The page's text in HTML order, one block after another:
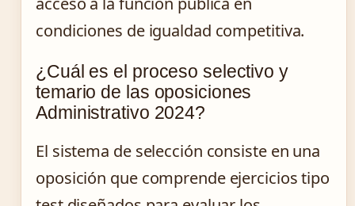
condiciones de igualdad competitiva.
¿Cuál es el proceso selectivo y
temario de las oposiciones
Administrativo 2024?
El sistema de selección consiste en una
oposición que comprende ejercicios tipo